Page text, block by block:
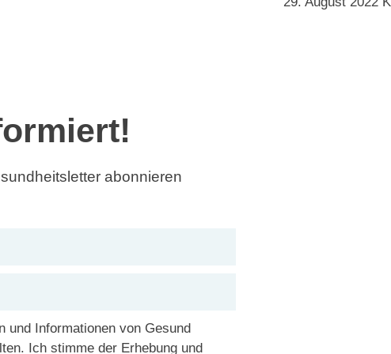
abonnieren
und Informationen von Gesund
Ich stimme der Erhebung und